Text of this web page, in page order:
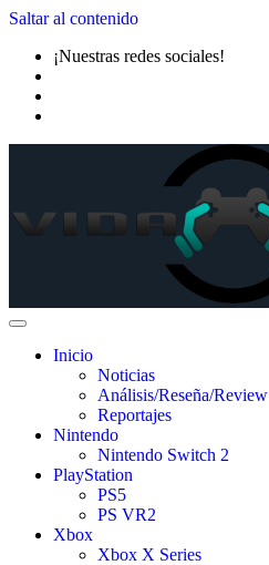
Saltar al contenido
¡Nuestras redes sociales!
Inicio
Noticias
Análisis/Reseña/Review
Reportajes
Nintendo
Nintendo Switch 2
PlayStation
PS5
PS VR2
Xbox
Xbox X Series